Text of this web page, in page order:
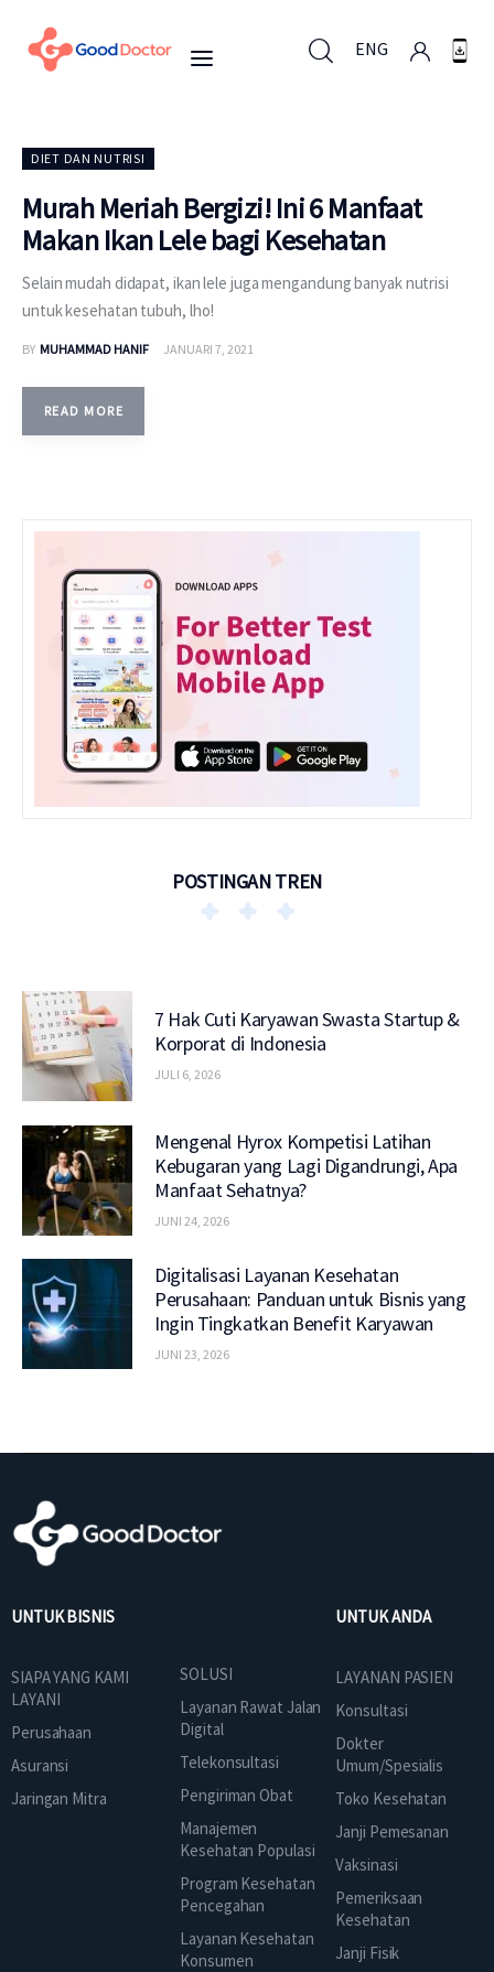
ENG
Untuk Bisnis
Untuk Anda
Mengapa Good Doctor
Berita
DIET DAN NUTRISI
Murah Meriah Bergizi! Ini 6 Manfaat
Makan Ikan Lele bagi Kesehatan
Selain mudah didapat, ikan lele juga mengandung banyak nutrisi
untuk kesehatan tubuh, lho!
BY MUHAMMAD HANIF JANUARI 7, 2021
READ MORE
POSTINGAN TREN
7 Hak Cuti Karyawan Swasta Startup &
Korporat di Indonesia
JULI 6, 2026
Mengenal Hyrox Kompetisi Latihan
Kebugaran yang Lagi Digandrungi, Apa
Manfaat Sehatnya?
JUNI 24, 2026
Digitalisasi Layanan Kesehatan
Perusahaan: Panduan untuk Bisnis yang
Ingin Tingkatkan Benefit Karyawan
JUNI 23, 2026
UNTUK BISNIS
SIAPA YANG KAMI
LAYANI
Perusahaan
Asuransi
Jaringan Mitra
SOLUSI
Layanan Rawat Jalan
Digital
Telekonsultasi
Pengiriman Obat
Manajemen
Kesehatan Populasi
Program Kesehatan
Pencegahan
Layanan Kesehatan
Konsumen
UNTUK ANDA
LAYANAN PASIEN
Konsultasi
Dokter
Umum/Spesialis
Toko Kesehatan
Janji Pemesanan
Vaksinasi
Pemeriksaan
Kesehatan
Janji Fisik